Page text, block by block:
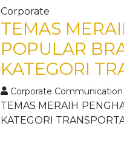
Corporate
TEMAS
POPULAR
KATEGORI
Corporate Communication
TEMAS MERAIH
KATEGORI